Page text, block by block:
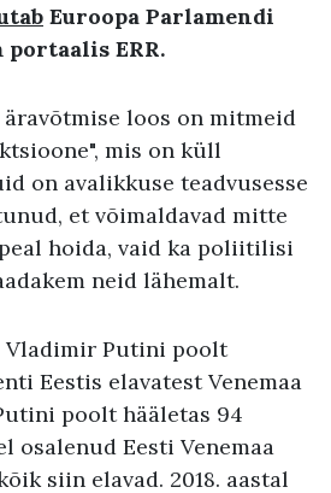
Euroopa Parlamendi
portaalis ERR.
loos on mitmeid
mis on küll
on avalikkuse teadvusesse
et võimaldavad mitte
hoida, vaid ka poliitilisi
neid lähemalt.
Vladimir Putini poolt
Eestis elavatest Venemaa
poolt hääletas 94
osalenud Eesti Venemaa
siin elavad. 2018. aastal